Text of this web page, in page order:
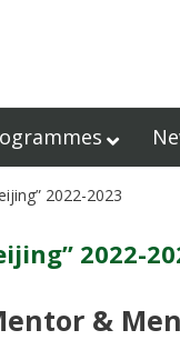
2022-2023
2022-
&